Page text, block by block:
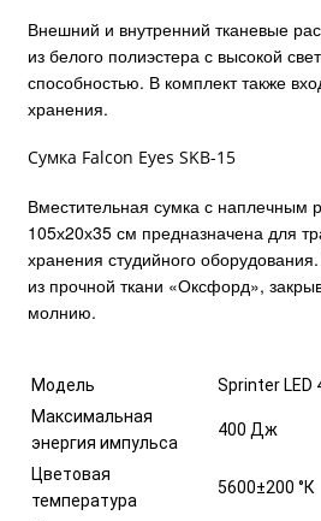
Внешний и внутренний тканевые
из белого полиэстера с высокой
способностью. В комплект также
хранения.
Сумка Falcon Eyes SKB-15
Вместительная сумка с наплечным
105х20х35 см предназначена для
хранения студийного
из прочной ткани «Оксфорд»,
молнию.
Модель
Sprinter LED
Максимальная
энергия импульса
400 Дж
Цветовая
температура
5600±200 °К